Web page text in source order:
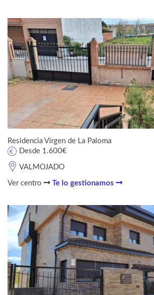
Residencia Virgen de La Paloma
VALMOJADO
Desde 1.600€
Ver centro Te lo gestionamos